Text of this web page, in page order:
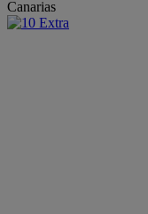
Canarias